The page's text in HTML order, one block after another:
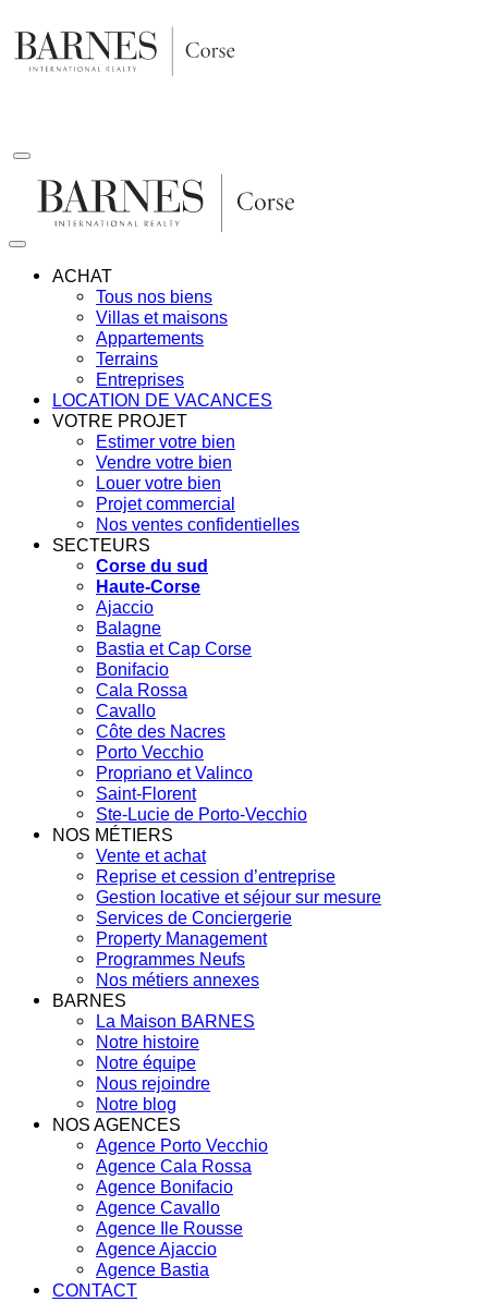
au
contenu
ACHAT
Tous nos biens
Villas et maisons
Appartements
Terrains
Entreprises
LOCATION DE VACANCES
VOTRE PROJET
Estimer votre bien
Vendre votre bien
Louer votre bien
Projet commercial
Nos ventes confidentielles
SECTEURS
Corse du sud
Haute-Corse
Ajaccio
Balagne
Bastia et Cap Corse
Bonifacio
Cala Rossa
Cavallo
Côte des Nacres
Porto Vecchio
Propriano et Valinco
Saint-Florent
Ste-Lucie de Porto-Vecchio
NOS MÉTIERS
Vente et achat
Reprise et cession d’entreprise
Gestion locative et séjour sur mesure
Services de Conciergerie
Property Management
Programmes Neufs
Nos métiers annexes
BARNES
La Maison BARNES
Notre histoire
Notre équipe
Nous rejoindre
Notre blog
NOS AGENCES
Agence Porto Vecchio
Agence Cala Rossa
Agence Bonifacio
Agence Cavallo
Agence Ile Rousse
Agence Ajaccio
Agence Bastia
CONTACT